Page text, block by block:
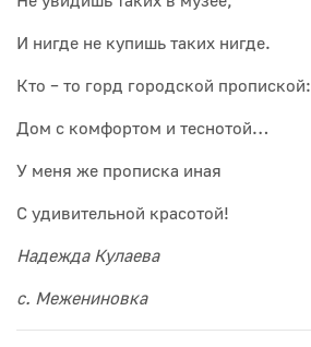
И нигде не купишь таких нигде.
Кто – то горд городской пропиской:
Дом с комфортом и теснотой…
У меня же прописка иная
С удивительной красотой!
Надежда Кулаева
с. Межениновка